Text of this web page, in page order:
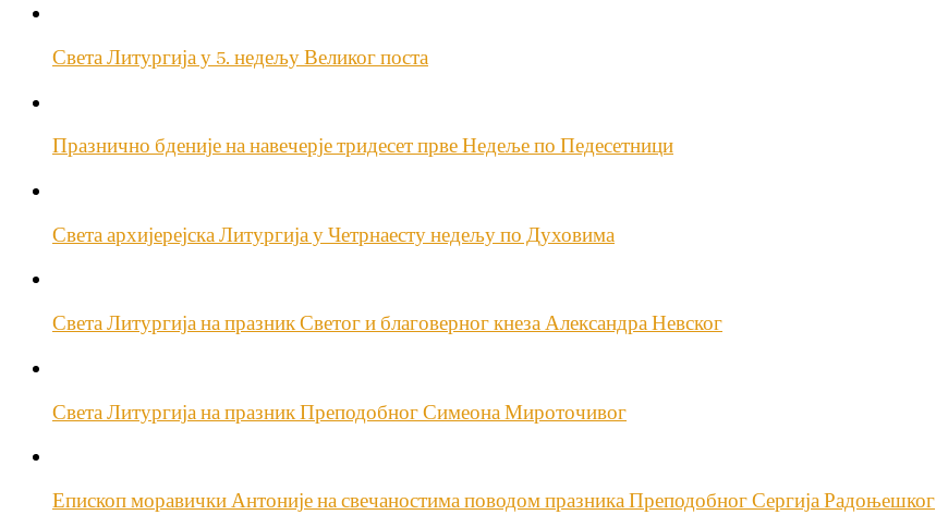
Света Литургија у 5. недељу Великог поста
Празнично бденије на навечерје тридесет прве Недеље по Педесетници
Света архијерејска Литургија у Четрнаесту недељу по Духовима
Света Литургија на празник Светог и благоверног кнеза Александра Невског
Света Литургија на празник Преподобног Симеона Мироточивог
Епископ моравички Антоније на свечаностима поводом празника Преподобног Сергија Радоњешког